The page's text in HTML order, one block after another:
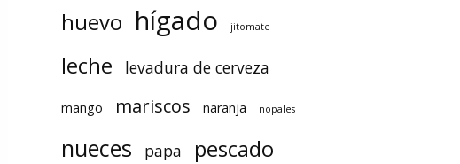
huevo hígado jitomate
leche levadura de cerveza
mango mariscos naranja nopales
nueces papa pescado